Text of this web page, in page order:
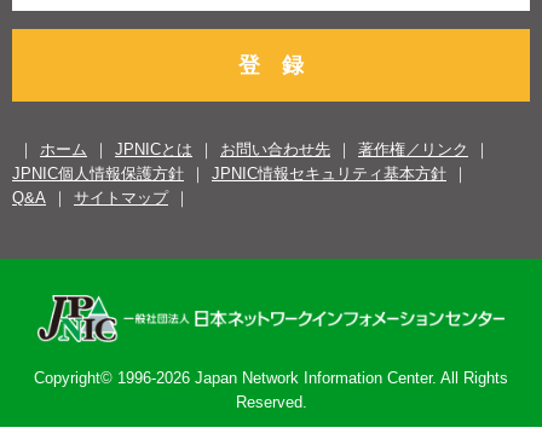
登 録
ホーム JPNICとは お問い合わせ先
著作権／リンク
JPNIC個人情報保護方針
JPNIC情報セキュリティ基本方針
Q&A
サイトマップ
Copyright© 1996-2026 Japan Network Information Center. All Rights
Reserved.